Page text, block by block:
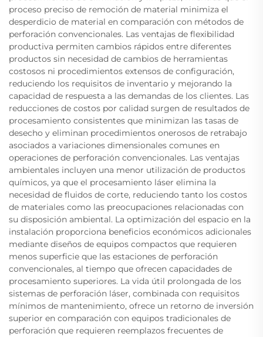
proceso preciso de remoción de material minimiza el
desperdicio de material en comparación con métodos de
perforación convencionales. Las ventajas de flexibilidad
productiva permiten cambios rápidos entre diferentes
productos sin necesidad de cambios de herramientas
costosos ni procedimientos extensos de configuración,
reduciendo los requisitos de inventario y mejorando la
capacidad de respuesta a las demandas de los clientes. Las
reducciones de costos por calidad surgen de resultados de
procesamiento consistentes que minimizan las tasas de
desecho y eliminan procedimientos onerosos de retrabajo
asociados a variaciones dimensionales comunes en
operaciones de perforación convencionales. Las ventajas
ambientales incluyen una menor utilización de productos
químicos, ya que el procesamiento láser elimina la
necesidad de fluidos de corte, reduciendo tanto los costos
de materiales como las preocupaciones relacionadas con
su disposición ambiental. La optimización del espacio en la
instalación proporciona beneficios económicos adicionales
mediante diseños de equipos compactos que requieren
menos superficie que las estaciones de perforación
convencionales, al tiempo que ofrecen capacidades de
procesamiento superiores. La vida útil prolongada de los
sistemas de perforación láser, combinada con requisitos
mínimos de mantenimiento, ofrece un retorno de inversión
superior en comparación con equipos tradicionales de
perforación que requieren reemplazos frecuentes de